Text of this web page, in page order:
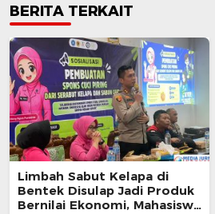
BERITA TERKAIT
Limbah Sabut Kelapa di
Bentek Disulap Jadi Produk
Bernilai Ekonomi, Mahasiswa